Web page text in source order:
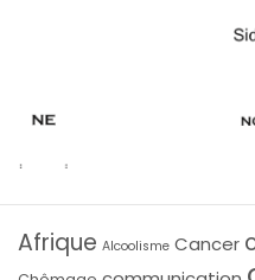
Afrique Alcoolisme Cancer